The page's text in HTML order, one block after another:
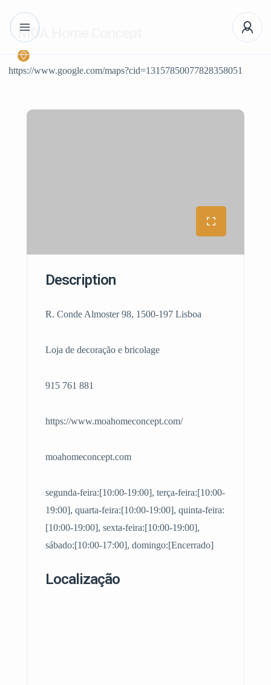
MOA Home Concept
https://www.google.com/maps?cid=13157850077828358051
Description
R. Conde Almoster 98, 1500-197 Lisboa
Loja de decoração e bricolage
915 761 881
https://www.moahomeconcept.com/
moahomeconcept.com
segunda-feira:[10:00-19:00], terça-feira:[10:00-
19:00], quarta-feira:[10:00-19:00], quinta-feira:
[10:00-19:00], sexta-feira:[10:00-19:00],
sábado:[10:00-17:00], domingo:[Encerrado]
Localização